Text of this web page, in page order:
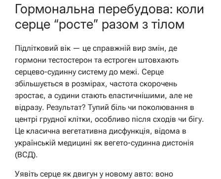
Гормональна перебудова: коли
серце “росте” разом з тілом
Підлітковий вік — це справжній вир змін, де
гормони тестостерон та естроген штовхають
серцево-судинну систему до межі. Серце
збільшується в розмірах, частота скорочень
зростає, а судини стають еластичнішими, але не
відразу. Результат? Тупий біль чи поколювання в
центрі грудної клітки, особливо після сходів чи бігу.
Це класична вегетативна дисфункція, відома в
українській медицині як вегето-судинна дистонія
(ВСД).
Уявіть серце як двигун у новому авто: воно